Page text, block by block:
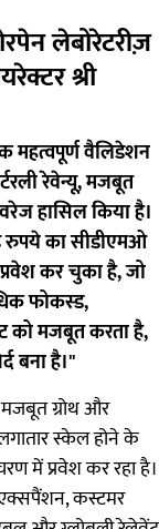
लेबोरेटरीज़
श्री
महत्वपूर्ण वैलिडेशन
रेवेन्यू, मजबूत
हासिल किया है।
रुपये का सीडीएमओ
कर चुका है, जो
फोकस्ड,
को मजबूत करता है,
बना है।"
मजबूत ग्रोथ और
स्केल होने के
में प्रवेश कर रहा है।
कस्टमर